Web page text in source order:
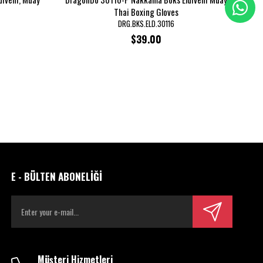
Thai Boxing Gloves
DRG.BKS.ELD.30116
$39.00
E - BÜLTEN ABONELİĞİ
Müşteri Hizmetleri